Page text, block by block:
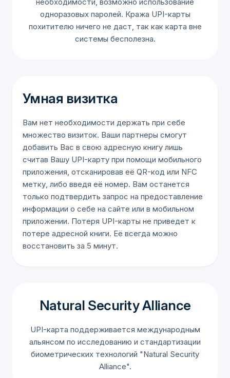
одноразовых паролей. Кража UPI-карты
похитителю ничего не даст, так как карта вне
системы бесполезна.
Умная визитка
Вам нет необходимости держать при себе
множество визиток. Ваши партнеры смогут
добавить Вас в свою адресную книгу лишь
считав Вашу UPI-карту при помощи мобильного
приложения, отсканировав её QR-код или NFC
метку, либо введя её номер. Вам останется
только подтвердить запрос на предоставление
информации о себе на сайте или в мобильном
приложении. Потеря UPI-карты не приведет к
потере адресной книги. Её всегда можно
восстановить за 5 минут.
Natural Security Alliance
UPI-карта поддерживается международным
альянсом по исследованию и стандартизации
биометрических технологий "Natural Security
Alliance".